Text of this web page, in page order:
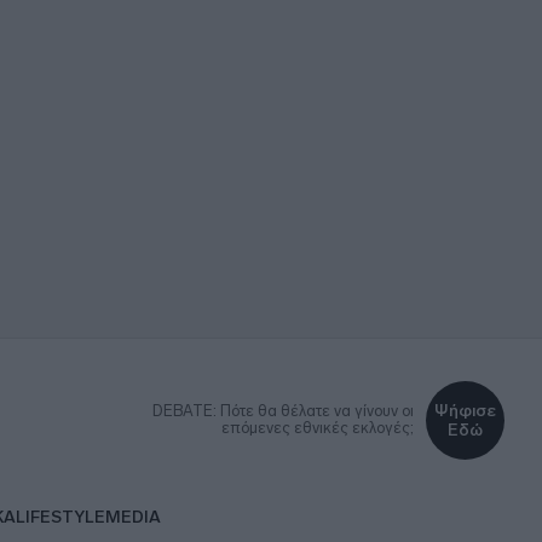
DEBATE: Πότε θα θέλατε να γίνουν οι
επόμενες εθνικές εκλογές;
Ψήφισε
Εδώ
LIFESTYLEMEDIA